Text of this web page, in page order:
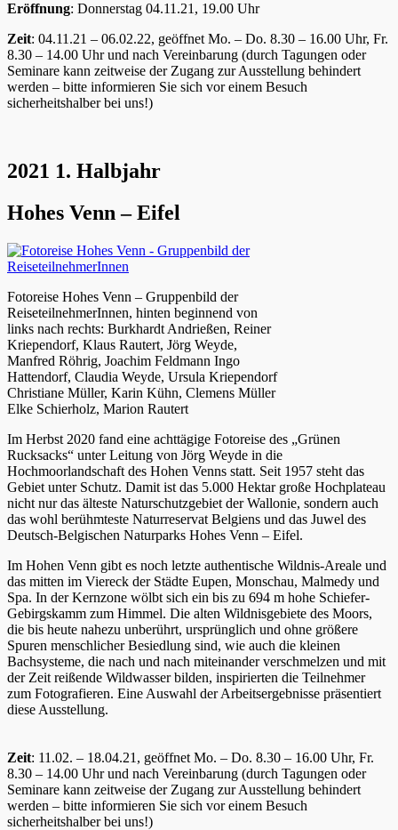
Eröffnung: Donnerstag 04.11.21, 19.00 Uhr
Zeit: 04.11.21 – 06.02.22, geöffnet Mo. – Do. 8.30 – 16.00 Uhr, Fr.
8.30 – 14.00 Uhr und nach Vereinbarung (durch Tagungen oder
Seminare kann zeitweise der Zugang zur Ausstellung behindert
werden – bitte informieren Sie sich vor einem Besuch
sicherheitshalber bei uns!)
2021 1. Halbjahr
Hohes Venn – Eifel
Fotoreise Hohes Venn – Gruppenbild der
ReiseteilnehmerInnen, hinten beginnend von
links nach rechts: Burkhardt Andrießen, Reiner
Kriependorf, Klaus Rautert, Jörg Weyde,
Manfred Röhrig, Joachim Feldmann Ingo
Hattendorf, Claudia Weyde, Ursula Kriependorf
Christiane Müller, Karin Kühn, Clemens Müller
Elke Schierholz, Marion Rautert
Im Herbst 2020 fand eine achttägige Fotoreise des „Grünen
Rucksacks“ unter Leitung von Jörg Weyde in die
Hochmoorlandschaft des Hohen Venns statt. Seit 1957 steht das
Gebiet unter Schutz. Damit ist das 5.000 Hektar große Hochplateau
nicht nur das älteste Naturschutzgebiet der Wallonie, sondern auch
das wohl berühmteste Naturreservat Belgiens und das Juwel des
Deutsch-Belgischen Naturparks Hohes Venn – Eifel.
Im Hohen Venn gibt es noch letzte authentische Wildnis-Areale und
das mitten im Viereck der Städte Eupen, Monschau, Malmedy und
Spa. In der Kernzone wölbt sich ein bis zu 694 m hohe Schiefer-
Gebirgskamm zum Himmel. Die alten Wildnisgebiete des Moors,
die bis heute nahezu unberührt, ursprünglich und ohne größere
Spuren menschlicher Besiedlung sind, wie auch die kleinen
Bachsysteme, die nach und nach miteinander verschmelzen und mit
der Zeit reißende Wildwasser bilden, inspirierten die Teilnehmer
zum Fotografieren. Eine Auswahl der Arbeitsergebnisse präsentiert
diese Ausstellung.
Zeit: 11.02. – 18.04.21, geöffnet Mo. – Do. 8.30 – 16.00 Uhr, Fr.
8.30 – 14.00 Uhr und nach Vereinbarung (durch Tagungen oder
Seminare kann zeitweise der Zugang zur Ausstellung behindert
werden – bitte informieren Sie sich vor einem Besuch
sicherheitshalber bei uns!)